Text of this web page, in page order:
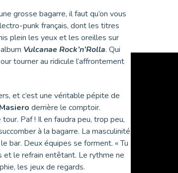
grosse bagarre, il faut qu’on vous
punk français, dont les titres
plein les yeux et les oreilles sur
Vulcanae Rock’n’Rolla. Qui
tourner au ridicule l’affrontement
et c’est une véritable pépite de
derrière le comptoir.
Paf ! Il en faudra peu, trop peu,
à la bagarre. La masculinité
bar. Deux équipes se forment. « Tu
et le refrain entêtant. Le rythme ne
les jeux de regards.